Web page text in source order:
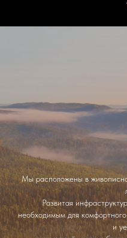
Мы расположены в
Развитая
необходимым для
и